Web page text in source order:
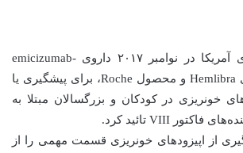
سازمان غذا و داروی آمریکا در نوامبر ۲۰۱۷ داروی emicizumab-
kxwh را با نام تجاری Hemlibra و محصول Roche، برای پیشگیری یا
خونریزی در کودکان و بزرگسالان مبتلا به
از اپیزودهای خونریزی قسمت مهمی را از